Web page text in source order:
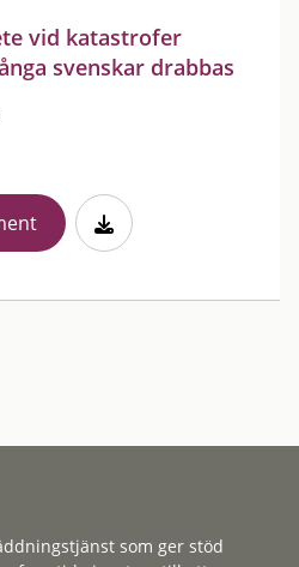
vid katastrofer
svenskar drabbas
som ger stöd